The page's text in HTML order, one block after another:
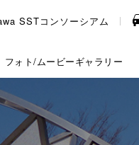
SSTコンソーシアム
フォト/ムービーギャラリー